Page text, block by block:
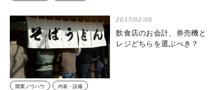
2017/02/08
飲食店のお会計、券売機と
レジどちらを選ぶべき？
開業ノウハウ 内装・設備